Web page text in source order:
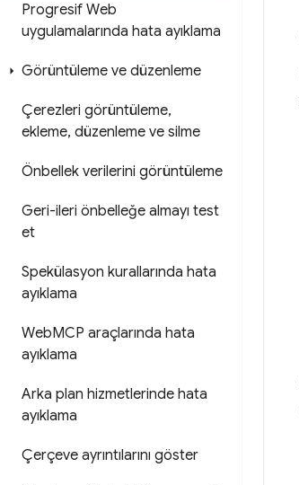
Progresif Web
uygulamalarında hata ayıklama
Görüntüleme ve düzenleme
Çerezleri görüntüleme,
ekleme, düzenleme ve silme
Önbellek verilerini görüntüleme
Geri-ileri önbelleğe almayı test
et
Spekülasyon kurallarında hata
ayıklama
WebMCP araçlarında hata
ayıklama
Arka plan hizmetlerinde hata
ayıklama
Çerçeve ayrıntılarını göster